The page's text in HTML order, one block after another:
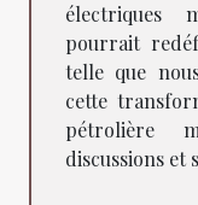
électriques
pourrait
telle que
cette
pétrolière
discussions et